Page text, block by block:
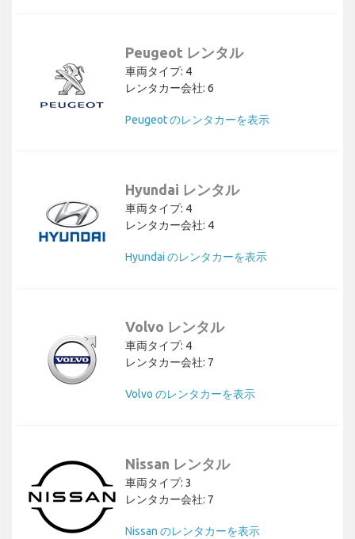
Peugeot レンタル
車両タイプ: 4
レンタカー会社: 6
Peugeot のレンタカーを表示
Hyundai レンタル
車両タイプ: 4
レンタカー会社: 4
Hyundai のレンタカーを表示
Volvo レンタル
車両タイプ: 4
レンタカー会社: 7
Volvo のレンタカーを表示
Nissan レンタル
車両タイプ: 3
レンタカー会社: 7
Nissan のレンタカーを表示